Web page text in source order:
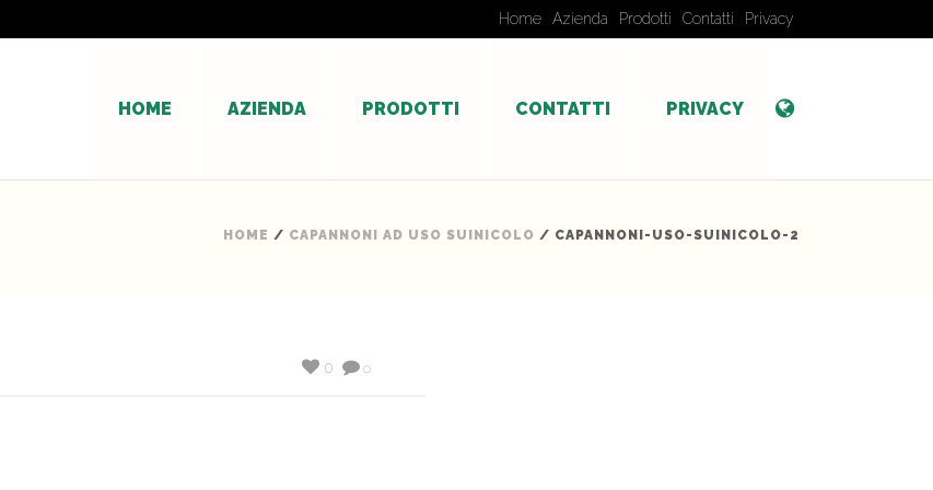
Home Azienda Prodotti Contatti Privacy
HOME AZIENDA PRODOTTI CONTATTI PRIVACY
HOME / CAPANNONI AD USO SUINICOLO / CAPANNONI-USO-SUINICOLO-2
0
0